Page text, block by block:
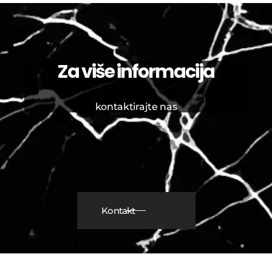
Za više informacija
kontaktirajte nas
Kontakt